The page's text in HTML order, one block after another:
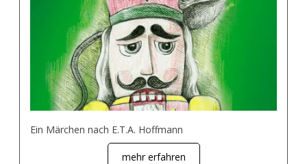
Ein Märchen nach E.T.A. Hoffmann
mehr erfahren